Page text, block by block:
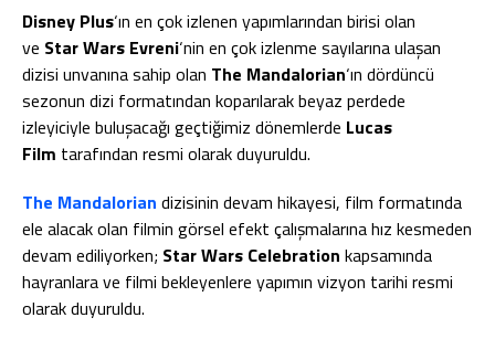
Disney Plus‘ın en çok izlenen yapımlarından birisi olan
ve Star Wars Evreni‘nin en çok izlenme sayılarına ulaşan
dizisi unvanına sahip olan The Mandalorian‘ın dördüncü
sezonun dizi formatından koparılarak beyaz perdede
izleyiciyle buluşacağı geçtiğimiz dönemlerde Lucas
Film tarafından resmi olarak duyuruldu.
The Mandalorian dizisinin devam hikayesi, film formatında
ele alacak olan filmin görsel efekt çalışmalarına hız kesmeden
devam ediliyorken; Star Wars Celebration kapsamında
hayranlara ve filmi bekleyenlere yapımın vizyon tarihi resmi
olarak duyuruldu.